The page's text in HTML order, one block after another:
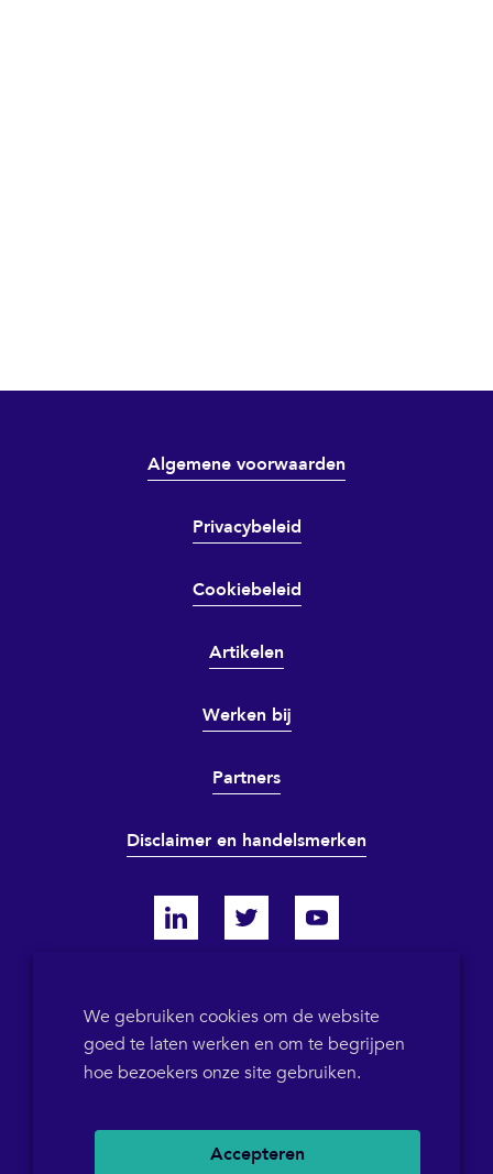
Algemene voorwaarden
Privacybeleid
Cookiebeleid
Artikelen
Werken bij
Partners
Disclaimer en handelsmerken
BTW-ID NL855786358B01
POB 1546
+31(0)36 5367573
We gebruiken cookies om de website
goed te laten werken en om te begrijpen
hoe bezoekers onze site gebruiken.
Accepteren